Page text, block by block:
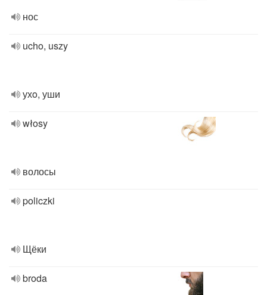
нос
ucho, uszy
ухo, уши
włosy
волосы
policzki
Щёки
broda